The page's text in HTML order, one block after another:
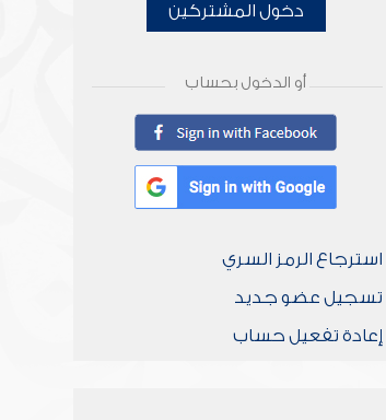
دخول المشتركين
أو الدخول بحساب
استرجاع الرمز السري
تسجيل عضو جديد
إعادة تفعيل حساب